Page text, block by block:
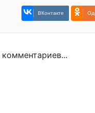
ВКонтакте
комментариев...